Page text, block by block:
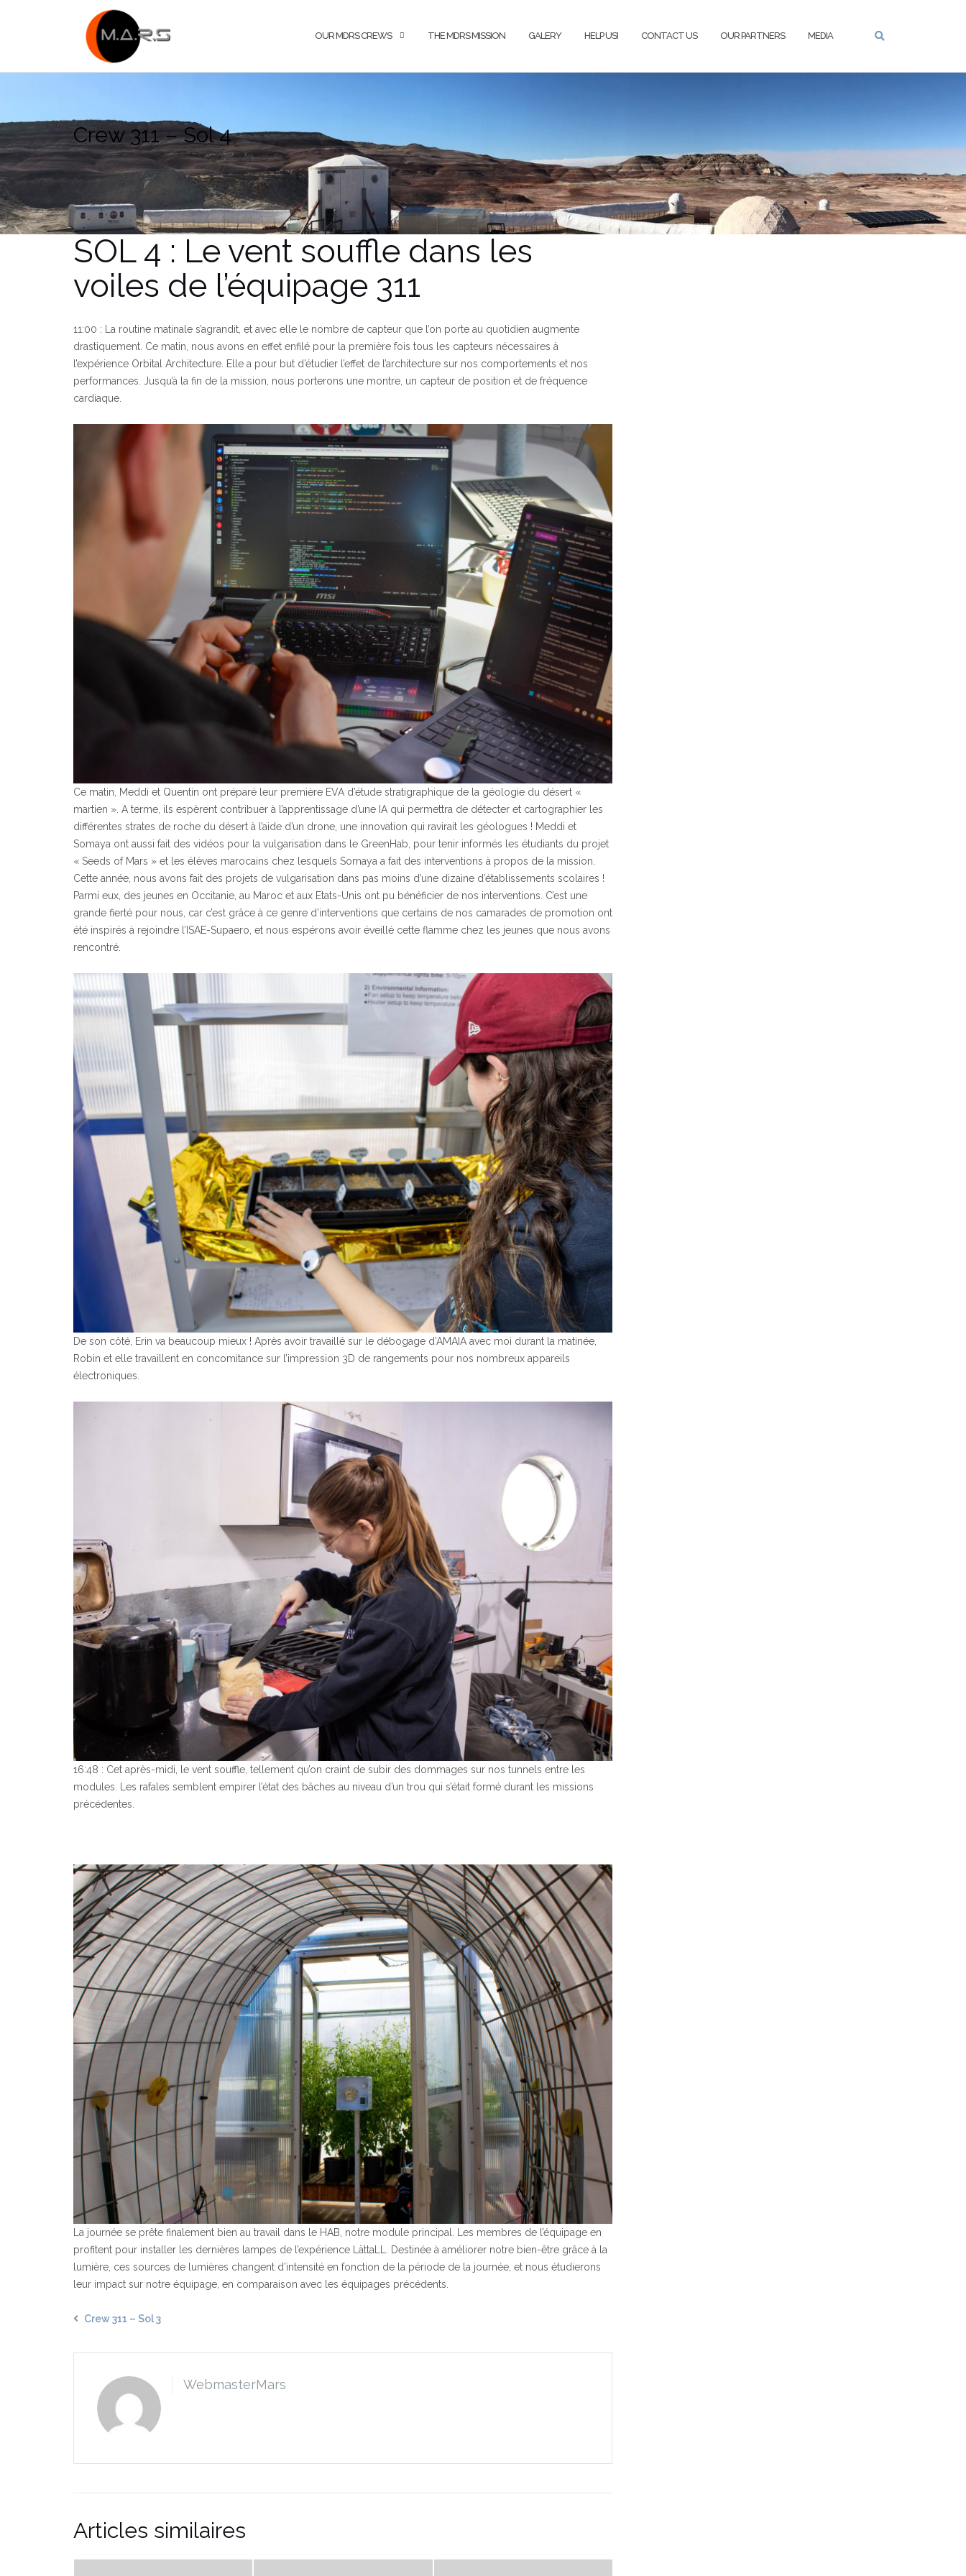
OUR MDRS CREWS THE MDRS MISSION GALERY HELP US! CONTACT US OUR PARTNERS MEDIA
Crew 311 – Sol 4
SOL 4 : Le vent souffle dans les
voiles de l’équipage 311
11:00 : La routine matinale s’agrandit, et avec elle le nombre de capteur que l’on porte au quotidien augmente
drastiquement. Ce matin, nous avons en effet enfilé pour la première fois tous les capteurs nécessaires à
l’expérience Orbital Architecture. Elle a pour but d’étudier l’effet de l’architecture sur nos comportements et nos
performances. Jusqu’à la fin de la mission, nous porterons une montre, un capteur de position et de fréquence
cardiaque.
Ce matin, Meddi et Quentin ont préparé leur première EVA d’étude stratigraphique de la géologie du désert «
martien ». A terme, ils espèrent contribuer à l’apprentissage d’une IA qui permettra de détecter et cartographier les
différentes strates de roche du désert à l’aide d’un drone, une innovation qui ravirait les géologues ! Meddi et
Somaya ont aussi fait des vidéos pour la vulgarisation dans le GreenHab, pour tenir informés les étudiants du projet
« Seeds of Mars » et les élèves marocains chez lesquels Somaya a fait des interventions à propos de la mission.
Cette année, nous avons fait des projets de vulgarisation dans pas moins d’une dizaine d’établissements scolaires !
Parmi eux, des jeunes en Occitanie, au Maroc et aux Etats-Unis ont pu bénéficier de nos interventions. C’est une
grande fierté pour nous, car c’est grâce à ce genre d’interventions que certains de nos camarades de promotion ont
été inspirés à rejoindre l’ISAE-Supaero, et nous espérons avoir éveillé cette flamme chez les jeunes que nous avons
rencontré.
De son côté, Erin va beaucoup mieux ! Après avoir travaillé sur le débogage d’AMAIA avec moi durant la matinée,
Robin et elle travaillent en concomitance sur l’impression 3D de rangements pour nos nombreux appareils
électroniques.
16:48 : Cet après-midi, le vent souffle, tellement qu’on craint de subir des dommages sur nos tunnels entre les
modules. Les rafales semblent empirer l’état des bâches au niveau d’un trou qui s’était formé durant les missions
précédentes.
La journée se prête finalement bien au travail dans le HAB, notre module principal. Les membres de l’équipage en
profitent pour installer les dernières lampes de l’expérience LättaLL. Destinée à améliorer notre bien-être grâce à la
lumière, ces sources de lumières changent d’intensité en fonction de la période de la journée, et nous étudierons
leur impact sur notre équipage, en comparaison avec les équipages précédents.
Crew 311 – Sol 3
WebmasterMars
Articles similaires